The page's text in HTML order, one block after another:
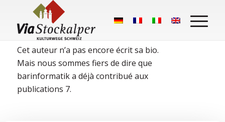
A propos debarinformatik
Cet auteur n’a pas encore écrit sa bio.
Mais nous sommes fiers de dire que
barinformatika déjà contribué aux
publications 7.